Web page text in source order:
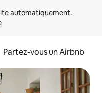
Partez-vous un Airbnb